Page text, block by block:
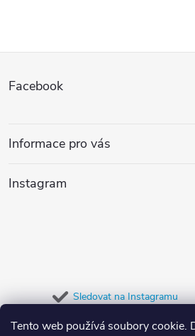
Tento web používá soubory cookie.
p
a
Facebook
Informace pro vás
Instagram
Sledovat na Instagramu